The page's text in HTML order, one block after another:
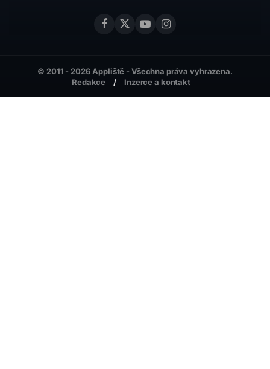
Redakce Inzerce a kontakt
© 2011 - 2026 Appliště - Všechna práva vyhrazena.